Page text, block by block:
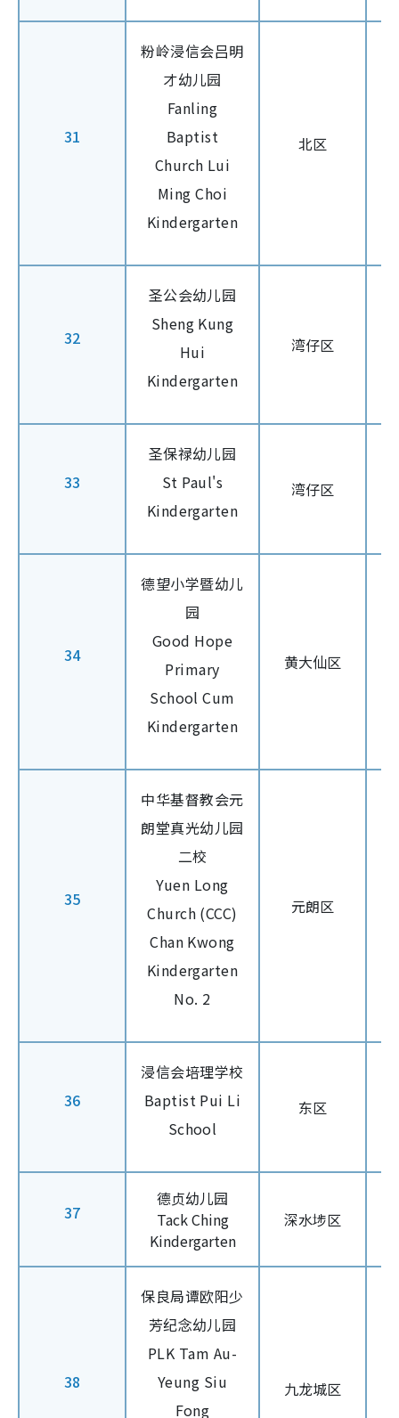
31
粉岭浸信会吕明
才幼儿园
Fanling
Baptist
Church Lui
Ming Choi
Kindergarten
北区
32
圣公会幼儿园
Sheng Kung
Hui
Kindergarten
湾仔区
33
圣保禄幼儿园
St Paul's
Kindergarten
湾仔区
34
德望小学暨幼儿
园
Good Hope
Primary
School Cum
Kindergarten
黄大仙区
35
中华基督教会元
朗堂真光幼儿园
二校
Yuen Long
Church (CCC)
Chan Kwong
Kindergarten
No. 2
元朗区
36
浸信会培理学校
Baptist Pui Li
School
东区
37
德贞幼儿园
Tack Ching
Kindergarten
深水埗区
38
保良局谭欧阳少
芳纪念幼儿园
PLK Tam Au-
Yeung Siu
Fong
九龙城区